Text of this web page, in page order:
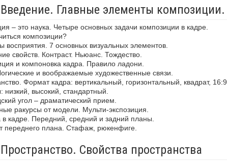
Главные элементы композиции.
– это наука. Четыре основных задачи композиции в кадре.
композиции?
восприятия. 7 основных визуальных элементов.
свойств. Контраст. Ньюанс. Тождество.
и компоновка кадра. Правило ладони.
и воображаемые художественные связи.
Формат кадра: вертикальный, горизонтальный, квадрат, 16:9.
низкий, высокий, стандартный.
угол – драматический прием.
ракурсы от модели. Мульти-экспозиция.
в кадре. Передний, средний и задний планы.
переднего плана. Стафаж, рюкенфиге.
Свойства пространства